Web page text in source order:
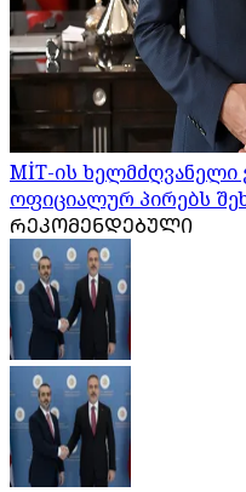
MİT-ის ხელმძღვანელი
ოფიციალურ პირებს
ᲠᲔᲙᲝᲛᲔᲜᲓᲔᲑᲣᲚᲘ